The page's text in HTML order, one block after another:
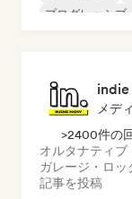
プログレッシブ
メデ
>2400件の
オルタナティブ
ガレージ・ロッ
記事を投稿